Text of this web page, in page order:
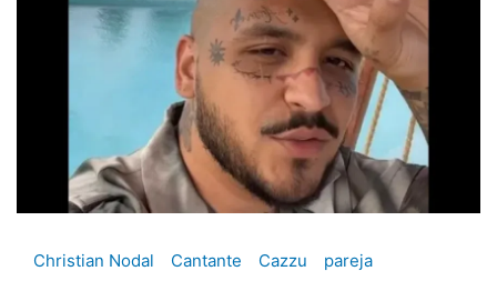
Christian Nodal Cantante Cazzu pareja